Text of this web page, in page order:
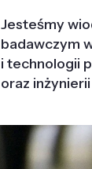
Jesteśmy
badawczym
i technologii
oraz